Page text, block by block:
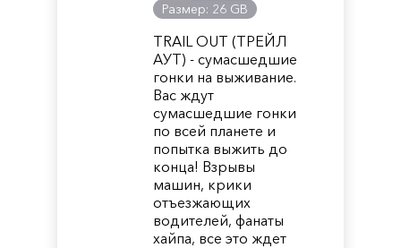
Размер: 26 GB
TRAIL OUT (ТРЕЙЛ
АУТ) - сумасшедшие
гонки на выживание.
Вас ждут
сумасшедшие гонки
по всей планете и
попытка выжить до
конца! Взрывы
машин, крики
отъезжающих
водителей, фанаты
хайпа, все это ждет